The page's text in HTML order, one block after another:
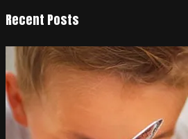
Recent Posts